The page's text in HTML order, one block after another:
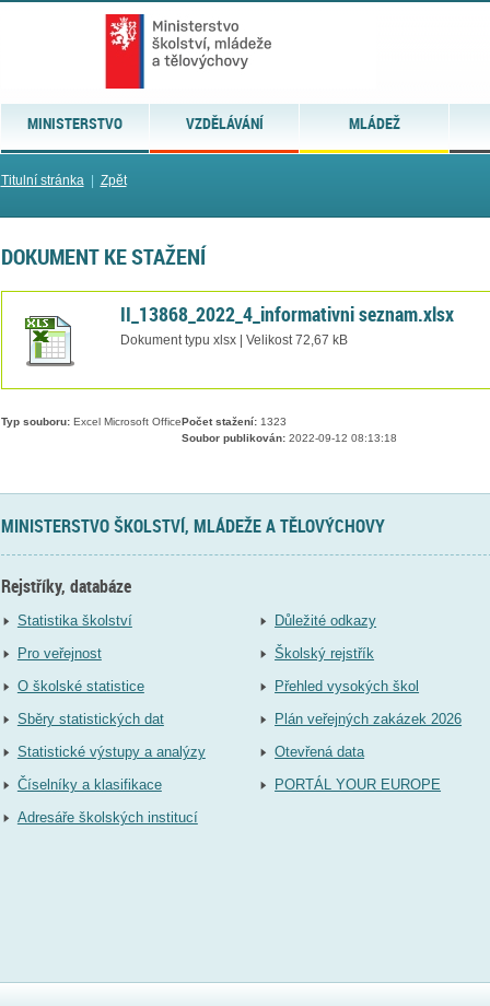
MINISTERSTVO VZDĚLÁVÁNÍ MLÁDEŽ
Titulní stránka| Zpět
DOKUMENT KE STAŽENÍ
II_13868_2022_4_informativni seznam.xlsx
Dokument typu xlsx | Velikost 72,67 kB
Typ souboru:Excel Microsoft Office Počet stažení:1323
Soubor publikován:2022-09-12 08:13:18
MINISTERSTVO ŠKOLSTVÍ, MLÁDEŽE A TĚLOVÝCHOVY
Rejstříky, databáze
Statistika školství
Pro veřejnost
O školské statistice
Sběry statistických dat
Statistické výstupy a analýzy
Číselníky a klasifikace
Adresáře školských institucí
Důležité odkazy
Školský rejstřík
Přehled vysokých škol
Plán veřejných zakázek 2026
Otevřená data
PORTÁL YOUR EUROPE